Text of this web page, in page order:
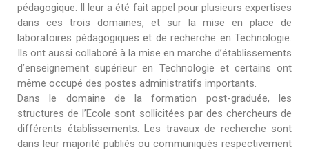
pédagogique. Il leur a été fait appel pour plusieurs expertises
dans ces trois domaines, et sur la mise en place de
laboratoires pédagogiques et de recherche en Technologie.
Ils ont aussi collaboré à la mise en marche d’établissements
d’enseignement supérieur en Technologie et certains ont
même occupé des postes administratifs importants.
Dans le domaine de la formation post-graduée, les
structures de l’Ecole sont sollicitées par des chercheurs de
différents établissements. Les travaux de recherche sont
dans leur majorité publiés ou communiqués respectivement